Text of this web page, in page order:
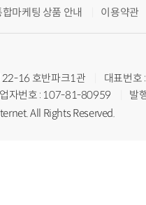
합마케팅 상품 안내 이용약관
22-16 호반파크1관
대표번
자번호 : 107-81-80959
발
All Rights Reserved.